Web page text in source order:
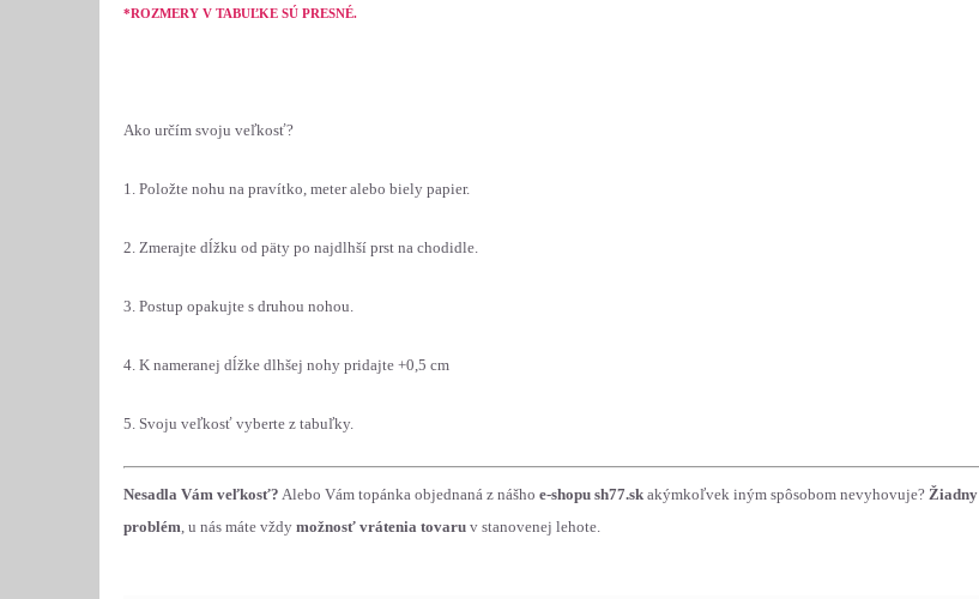
*ROZMERY V TABUĽKE SÚ PRESNÉ.
Ako určím svoju veľkosť?
1. Položte nohu na pravítko, meter alebo biely papier.
2. Zmerajte dĺžku od päty po najdlhší prst na chodidle.
3. Postup opakujte s druhou nohou.
4. K nameranej dĺžke dlhšej nohy pridajte +0,5 cm
5. Svoju veľkosť vyberte z tabuľky.
Nesadla Vám veľkosť? Alebo Vám topánka objednaná z nášho e-shopu sh77.sk akýmkoľvek iným spôsobom nevyhovuje? Žiadny
problém, u nás máte vždy možnosť vrátenia tovaru v stanovenej lehote.